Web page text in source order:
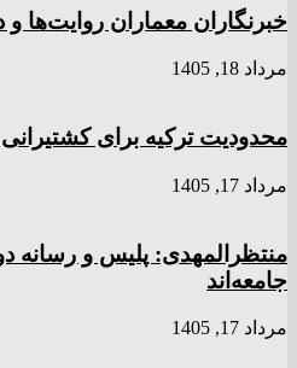
خبرنگاران معماران روایت‌ها و
مرداد 18, 1405
محدودیت ترکیه برای
مرداد 17, 1405
منتظرالمهدی: پلیس و رسانه
جامعه‌اند
مرداد 17, 1405